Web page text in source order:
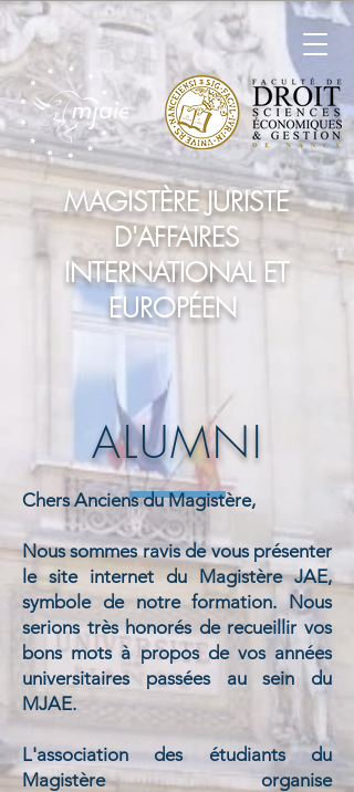
MAGISTÈRE JURISTE
D'AFFAIRES
INTERNATIONAL ET
EUROPÉEN
ALUMNI
Chers Anciens du Magistère,
Nous sommes ravis de vous présenter
le site internet du Magistère JAE,
symbole de notre formation. Nous
serions très honorés de recueillir vos
bons mots à propos de vos années
universitaires passées au sein du
MJAE.
L'association des étudiants du
Magistère organise